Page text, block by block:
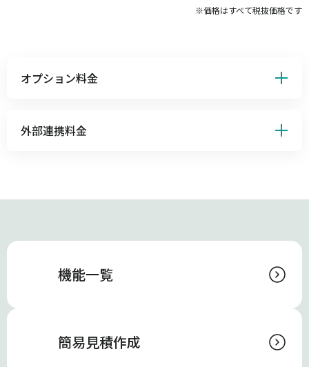
※価格はすべて税抜価格です
オプション料金
外部連携料金
機能一覧
簡易見積作成